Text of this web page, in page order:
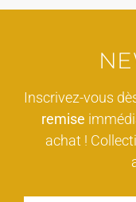
Inscrivez-vous
remise
achat !